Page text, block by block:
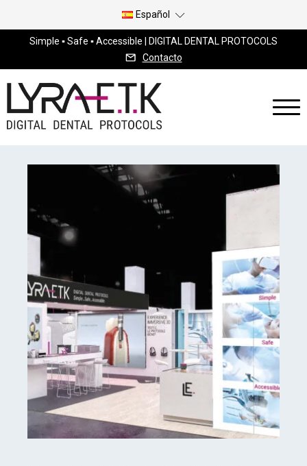
Simple ▪ Safe ▪ Accessible | DIGITAL DENTAL PROTOCOLS
Contacto
Español